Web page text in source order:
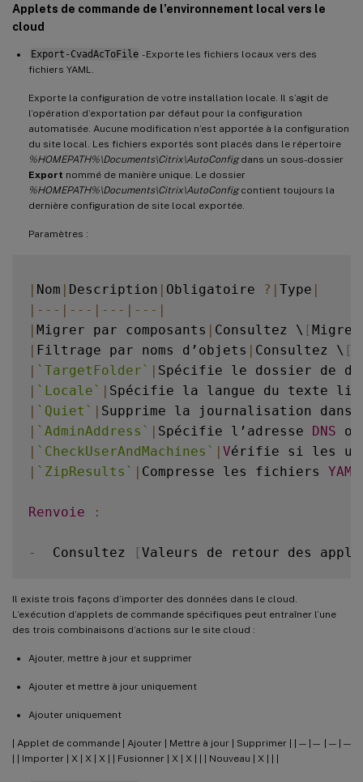
Applets de commande de l’environnement local vers le
cloud
Export-CvadAcToFile - Exporte les fichiers locaux vers des
fichiers YAML.
Exporte la configuration de votre installation locale. Il s’agit de
l’opération d’exportation par défaut pour la configuration
automatisée. Aucune modification n’est apportée à la configuration
du site local. Les fichiers exportés sont placés dans le répertoire
%HOMEPATH%\Documents\Citrix\AutoConfigdans un sous-dossier
Export nommé de manière unique. Le dossier
%HOMEPATH%\Documents\Citrix\AutoConfigcontient toujours la
dernière configuration de site local exportée.
Paramètres :
| Nom | Description | Obligatoire ? | Type |
| -- - | -- - | -- - | -- - |
| Migrer par composants | Consultez \ [Migrer
| Filtrage par noms d’objets | Consultez \ [
| ` TargetFolder` | Spécifie le dossier de
| ` Locale` | Spécifie la langue du texte
| ` Quiet ` | Supprime la journalisation dans
| ` AdminAddress ` | Spécifie l’adresse DNS
| ` CheckUserAndMachines ` | Vérifie si les
| ` ZipResults ` | Compresse les fichiers YAML
Renvoie :
-
  Consultez
[Valeurs de retour des
Il existe trois façons d’importer des données dans le cloud.
L’exécution d’applets de commande spécifiques peut entraîner l’une
des trois combinaisons d’actions sur le site cloud :
Ajouter, mettre à jour et supprimer
Ajouter et mettre à jour uniquement
Ajouter uniquement
| Applet de commande | Ajouter | Mettre à jour | Supprimer | | — |— | — | —
| | Importer | X | X | X | | Fusionner | X | X | | | Nouveau | X | | |